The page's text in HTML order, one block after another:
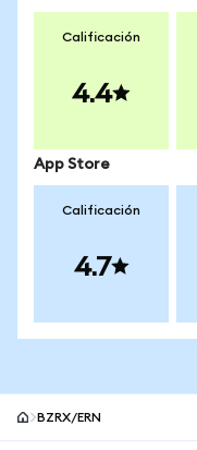
Calificación
4.4
App Store
Calificación
4.7
BZRX/ERN